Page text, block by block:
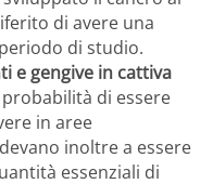
di avere una
di studio.
e gengive in cattiva
di essere
in aree
inoltre a essere
essenziali di